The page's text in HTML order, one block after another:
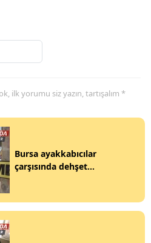
ilk yorumu siz yazın, tartışalım *
Bursa ayakkabıcılar
çarşısında dehşet...